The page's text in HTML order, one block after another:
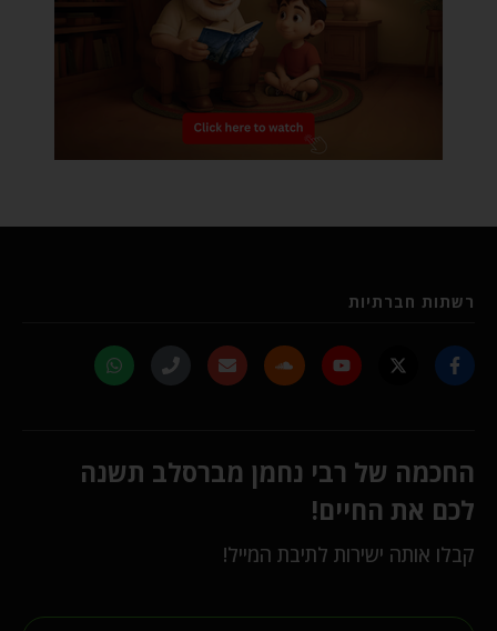
רשתות חברתיות
החכמה של רבי נחמן מברסלב תשנה
לכם את החיים!
קבלו אותה ישירות לתיבת המייל!